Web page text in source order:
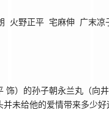
火野正平 宅麻伸 广末凉
）的孙子朝永兰丸（向井
未给他的爱情带来多少